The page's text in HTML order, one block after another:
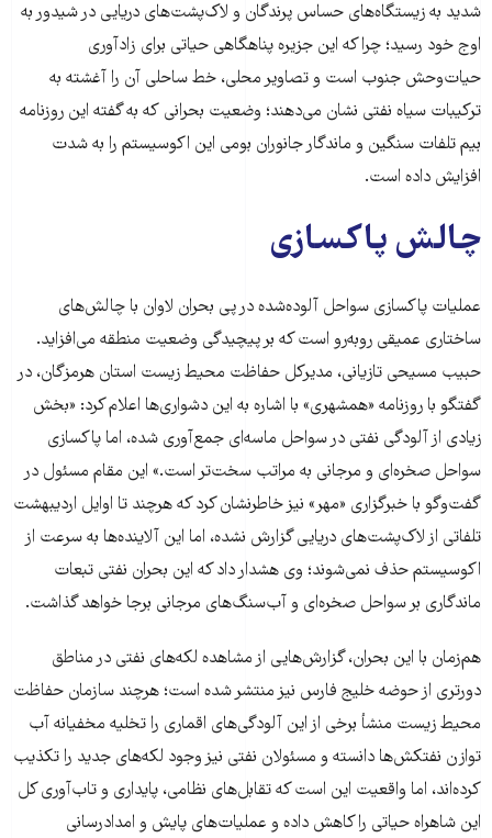
شدید به زیستگاه‌های حساس پرندگان و لاک‌پشت‌های دریایی در شیدور به
اوج خود رسید؛ چرا که این جزیره پناهگاهی حیاتی برای زادآوری
حیات‌وحش جنوب است و تصاویر محلی، خط ساحلی آن را آغشته به
ترکیبات سیاه نفتی نشان می‌دهند؛ وضعیت بحرانی که به گفته این روزنامه
بیم تلفات سنگین و ماندگار جانوران بومی این اکوسیستم را به شدت
افزایش داده است.
چالش پاکسازی
عملیات پاکسازی سواحل آلوده‌شده در پی بحران لاوان با چالش‌های
ساختاری عمیقی روبه‌رو است که بر پیچیدگی وضعیت منطقه می‌افزاید.
حبیب مسیحی تازیانی، مدیرکل حفاظت محیط زیست استان هرمزگان، در
گفتگو با روزنامه «همشهری» با اشاره به این دشواری‌ها اعلام کرد: «بخش
زیادی از آلودگی نفتی در سواحل ماسه‌ای جمع‌آوری شده، اما پاکسازی
سواحل صخره‌ای و مرجانی به مراتب سخت‌تر است.» این مقام مسئول در
گفت‌وگو با خبرگزاری «مهر» نیز خاطرنشان کرد که هرچند تا اوایل اردیبهشت
تلفاتی از لاک‌پشت‌های دریایی گزارش نشده، اما این آلاینده‌ها به سرعت از
اکوسیستم حذف نمی‌شوند؛ وی هشدار داد که این بحران نفتی تبعات
ماندگاری بر سواحل صخره‌ای و آب‌سنگ‌های مرجانی برجا خواهد گذاشت.
هم‌زمان با این بحران، گزارش‌هایی از مشاهده لکه‌های نفتی در مناطق
دورتری از حوضه خلیج فارس نیز منتشر شده است؛ هرچند سازمان حفاظت
محیط زیست منشأ برخی از این آلودگی‌های اقماری را تخلیه مخفیانه آب
توازن نفتکش‌ها دانسته و مسئولان نفتی نیز وجود لکه‌های جدید را تکذیب
کرده‌اند، اما واقعیت این است که تقابل‌های نظامی، پایداری و تاب‌آوری کل
این شاهراه حیاتی را کاهش داده و عملیات‌های پایش و امدادرسانی